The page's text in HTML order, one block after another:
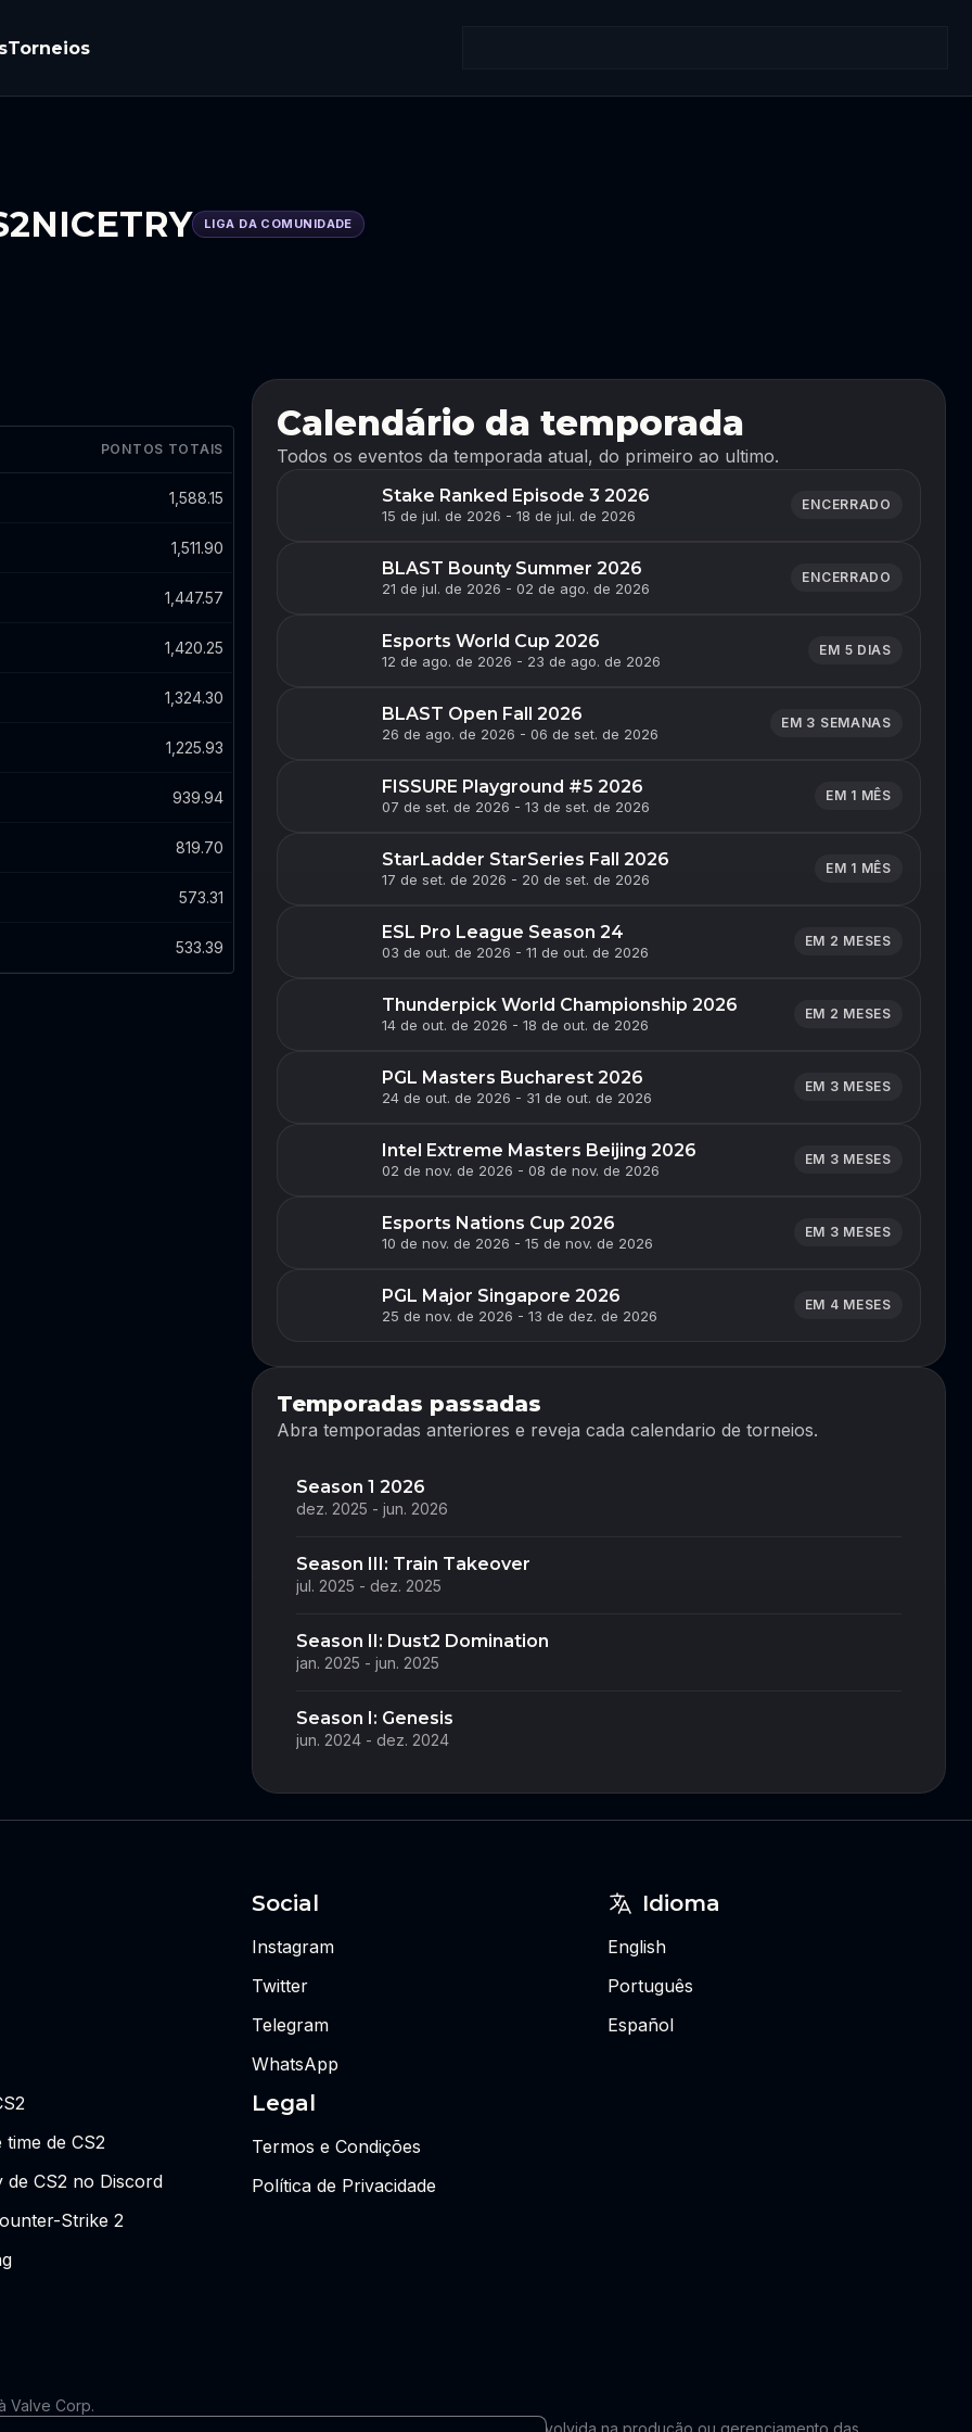
Torneios
LIGA DA COMUNIDADE
PONTOS TOTAIS
1,588.15
1,511.90
1,447.57
1,420.25
1,324.30
1,225.93
939.94
819.70
573.31
533.39
Calendário da temporada
Todos os eventos da temporada atual, do primeiro ao ultimo.
Stake Ranked Episode 3 2026
15 de jul. de 2026 - 18 de jul. de 2026
ENCERRADO
BLAST Bounty Summer 2026
21 de jul. de 2026 - 02 de ago. de 2026
ENCERRADO
Esports World Cup 2026
12 de ago. de 2026 - 23 de ago. de 2026
EM 5 DIAS
BLAST Open Fall 2026
26 de ago. de 2026 - 06 de set. de 2026
EM 3 SEMANAS
FISSURE Playground #5 2026
07 de set. de 2026 - 13 de set. de 2026
EM 1 MÊS
StarLadder StarSeries Fall 2026
17 de set. de 2026 - 20 de set. de 2026
EM 1 MÊS
ESL Pro League Season 24
03 de out. de 2026 - 11 de out. de 2026
EM 2 MESES
Thunderpick World Championship 2026
14 de out. de 2026 - 18 de out. de 2026
EM 2 MESES
PGL Masters Bucharest 2026
24 de out. de 2026 - 31 de out. de 2026
EM 3 MESES
Intel Extreme Masters Beijing 2026
02 de nov. de 2026 - 08 de nov. de 2026
EM 3 MESES
Esports Nations Cup 2026
10 de nov. de 2026 - 15 de nov. de 2026
EM 3 MESES
PGL Major Singapore 2026
25 de nov. de 2026 - 13 de dez. de 2026
EM 4 MESES
Temporadas passadas
Abra temporadas anteriores e reveja cada calendario de torneios.
Season 1 2026
dez. 2025 - jun. 2026
Season III: Train Takeover
jul. 2025 - dez. 2025
Season II: Dust2 Domination
jan. 2025 - jun. 2025
Season I: Genesis
jun. 2024 - dez. 2024
de CS2
de CS2 no Discord
Strike 2
Social
Instagram
Twitter
Telegram
WhatsApp
Legal
Termos e Condições
Política de Privacidade
Idioma
English
Português
Español
Valve Corp.
visões ou opiniões da Riot Games ou de qualquer pessoa formalmente envolvida na produção ou gerenciamento das